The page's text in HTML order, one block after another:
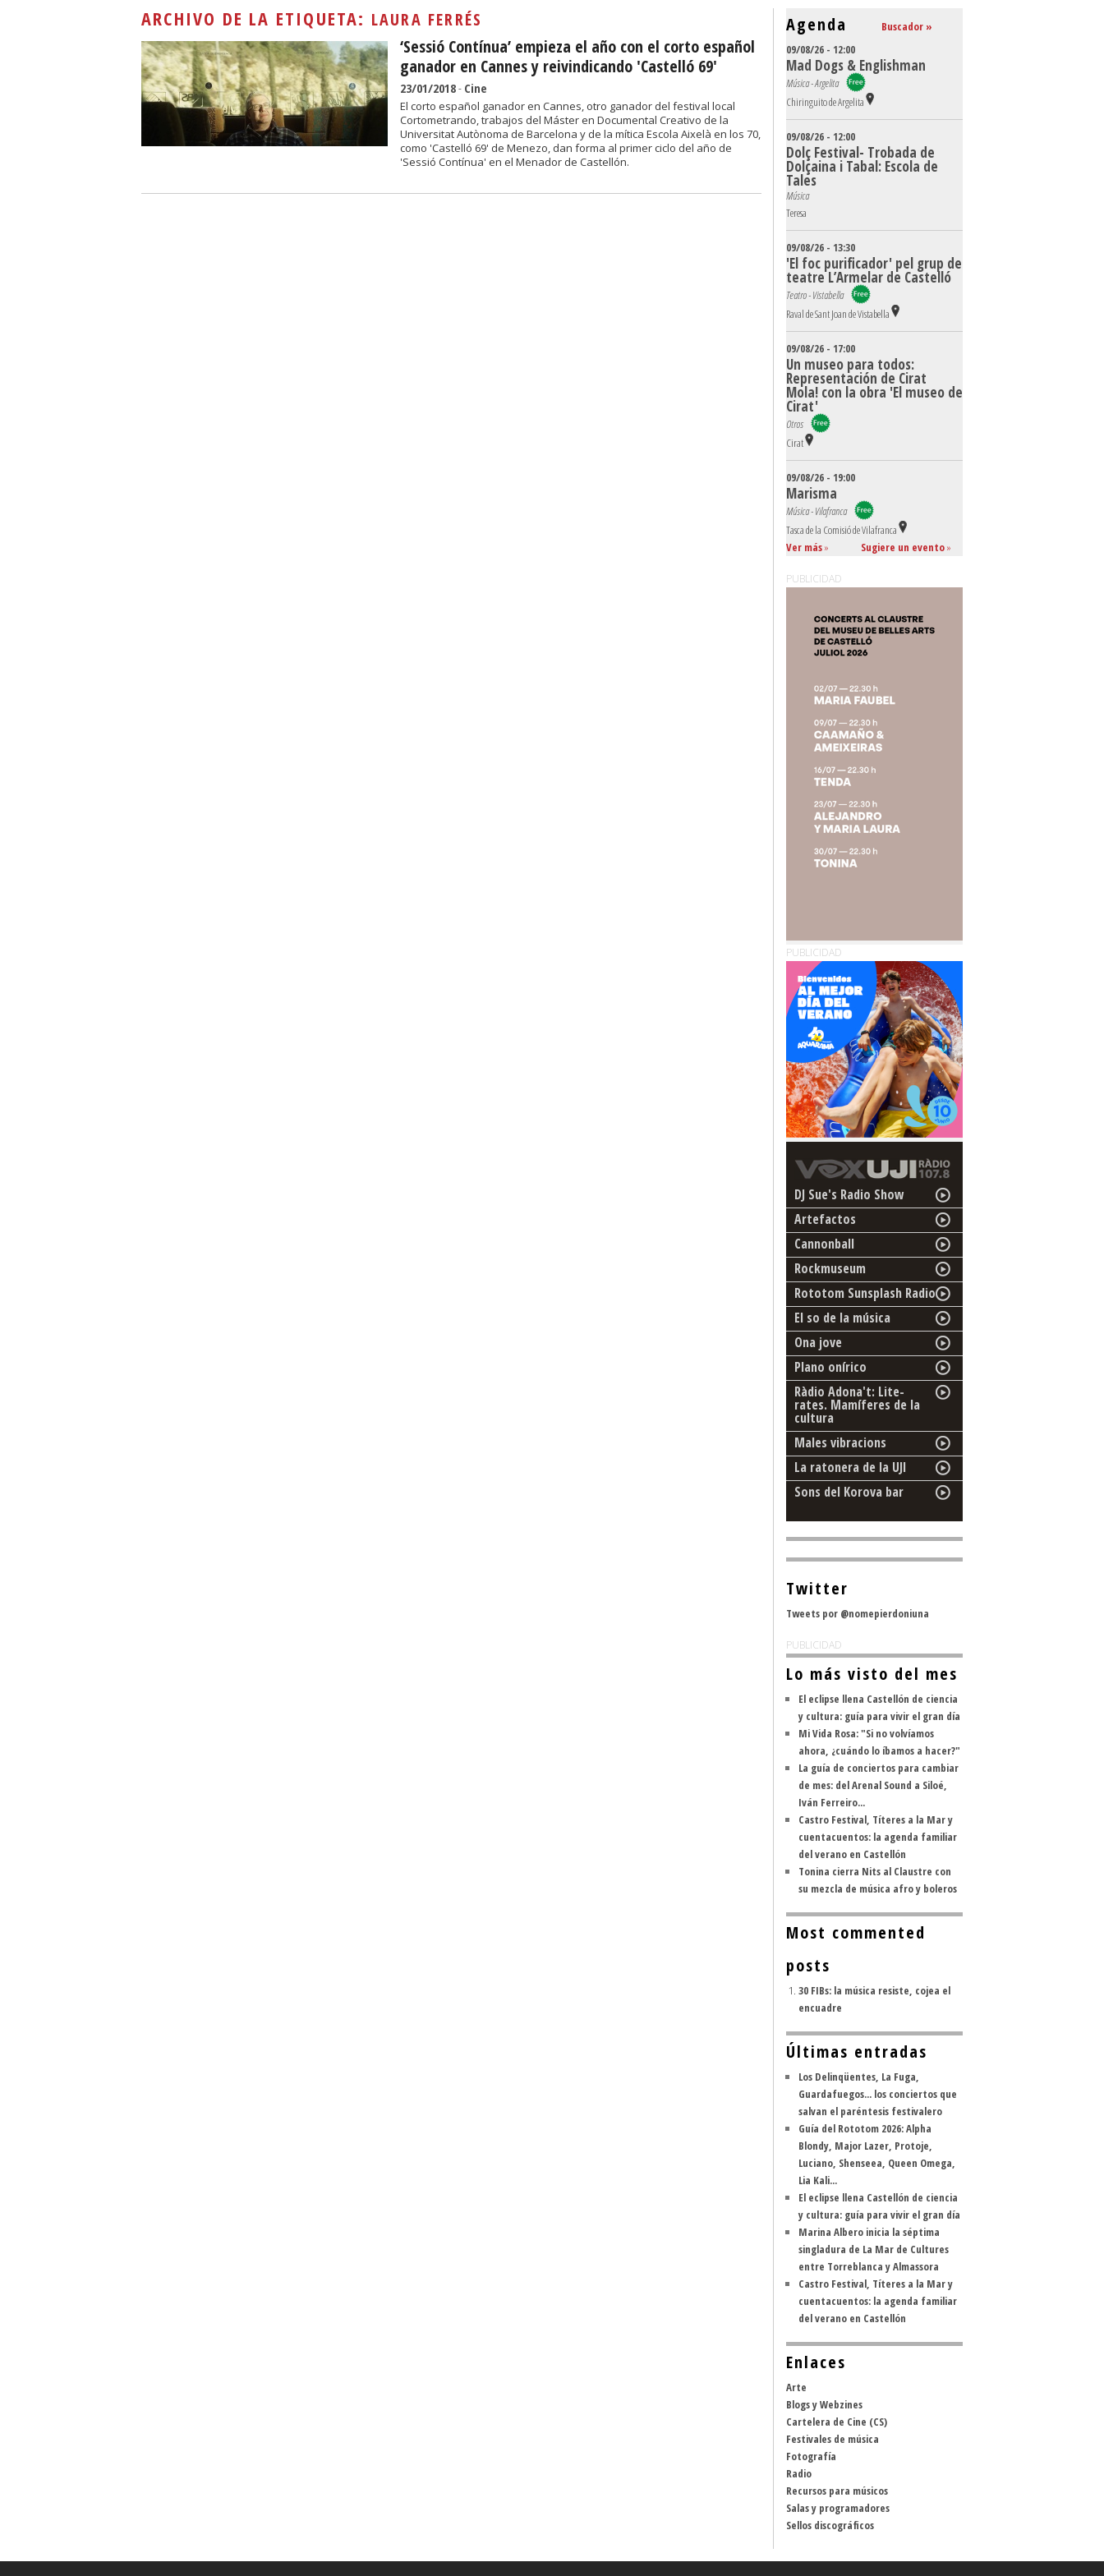
ARCHIVO DE LA ETIQUETA: LAURA FERRÉS
‘Sessió Contínua’ empieza el año con el corto español
ganador en Cannes y reivindicando 'Castelló 69'
23/01/2018- Cine
El corto español ganador en Cannes, otro ganador del festival local
Cortometrando, trabajos del Máster en Documental Creativo de la
Universitat Autònoma de Barcelona y de la mítica Escola Aixelà en los 70,
como 'Castelló 69' de Menezo, dan forma al primer ciclo del año de
'Sessió Contínua' en el Menador de Castellón.
Agenda
Buscador »
09/08/26 - 12:00
Mad Dogs & Englishman
Música - Argelita
Chiringuito de Argelita
09/08/26 - 12:00
Dolç Festival- Trobada de
Dolçaina i Tabal: Escola de
Tales
Música
Teresa
09/08/26 - 13:30
'El foc purificador' pel grup de
teatre L’Armelar de Castelló
Teatro - Vistabella
Raval de Sant Joan de Vistabella
09/08/26 - 17:00
Un museo para todos:
Representación de Cirat
Mola! con la obra 'El museo de
Cirat'
Otros
Cirat
09/08/26 - 19:00
Marisma
Música - Vilafranca
Tasca de la Comisió de Vilafranca
Ver más» Sugiere un evento»
PUBLICIDAD
PUBLICIDAD
DJ Sue's Radio Show
Artefactos
Cannonball
Rockmuseum
Rototom Sunsplash Radio
El so de la música
Ona jove
Plano onírico
Ràdio Adona't: Lite-
rates. Mamíferes de la
cultura
Males vibracions
La ratonera de la UJI
Sons del Korova bar
Twitter
Tweets por @nomepierdoniuna
PUBLICIDAD
Lo más visto del mes
El eclipse llena Castellón de ciencia
y cultura: guía para vivir el gran día
Mi Vida Rosa: "Si no volvíamos
ahora, ¿cuándo lo íbamos a hacer?"
La guía de conciertos para cambiar
de mes: del Arenal Sound a Siloé,
Iván Ferreiro...
Castro Festival, Títeres a la Mar y
cuentacuentos: la agenda familiar
del verano en Castellón
Tonina cierra Nits al Claustre con
su mezcla de música afro y boleros
Most commented
posts
30 FIBs: la música resiste, cojea el
encuadre
Últimas entradas
Los Delinqüentes, La Fuga,
Guardafuegos... los conciertos que
salvan el paréntesis festivalero
Guía del Rototom 2026: Alpha
Blondy, Major Lazer, Protoje,
Luciano, Shenseea, Queen Omega,
Lia Kali...
El eclipse llena Castellón de ciencia
y cultura: guía para vivir el gran día
Marina Albero inicia la séptima
singladura de La Mar de Cultures
entre Torreblanca y Almassora
Castro Festival, Títeres a la Mar y
cuentacuentos: la agenda familiar
del verano en Castellón
Enlaces
Arte
Blogs y Webzines
Cartelera de Cine (CS)
Festivales de música
Fotografía
Radio
Recursos para músicos
Salas y programadores
Sellos discográficos